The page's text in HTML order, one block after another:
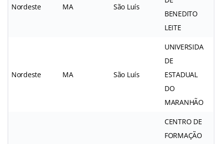
Nordeste MA São Luís
BENEDITO
LEITE
Nordeste MA São Luís
UNIVERSIDA
DE
ESTADUAL
DO
MARANHÃO
CENTRO DE
FORMAÇÃO